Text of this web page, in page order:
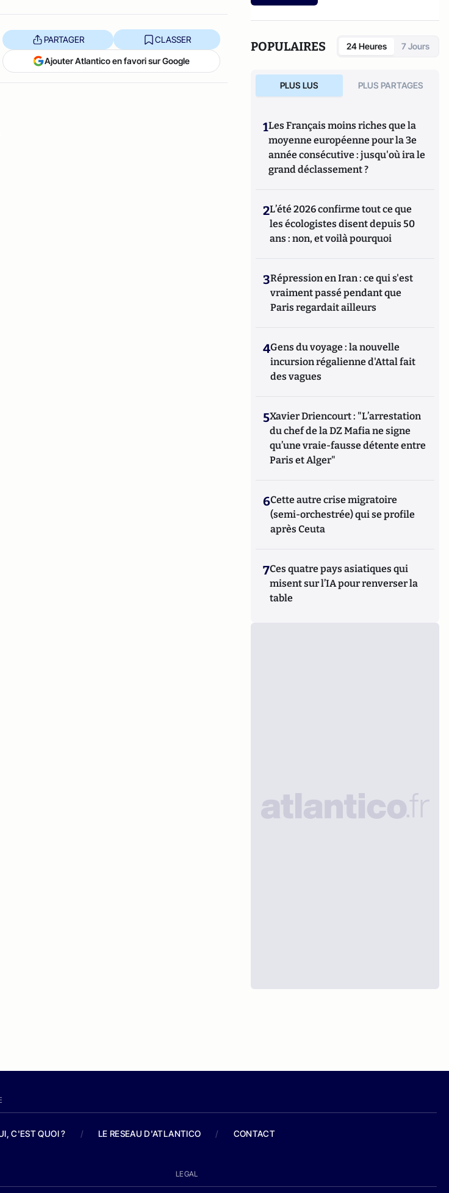
PARTAGER CLASSER
Ajouter Atlantico en favori sur Google
POPULAIRES 24 Heures 7 Jours
PLUS LUS PLUS PARTAGES
1Les Français moins riches que la
moyenne européenne pour la 3e
année consécutive : jusqu'où ira le
grand déclassement ?
2L’été 2026 confirme tout ce que
les écologistes disent depuis 50
ans : non, et voilà pourquoi
3Répression en Iran : ce qui s'est
vraiment passé pendant que
Paris regardait ailleurs
4Gens du voyage : la nouvelle
incursion régalienne d'Attal fait
des vagues
5Xavier Driencourt : "L’arrestation
du chef de la DZ Mafia ne signe
qu’une vraie-fausse détente entre
Paris et Alger"
6Cette autre crise migratoire
(semi-orchestrée) qui se profile
après Ceuta
7Ces quatre pays asiatiques qui
misent sur l’IA pour renverser la
table
C'EST QUOI ? / LE RESEAU D'ATLANTICO / CONTACT
LEGAL